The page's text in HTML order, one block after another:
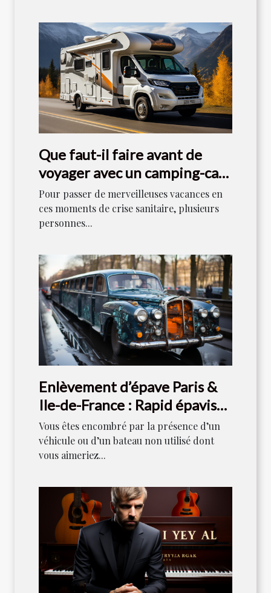
Que faut-il faire avant de
voyager avec un camping-car
en 2021 ?
Pour passer de merveilleuses vacances en
ces moments de crise sanitaire, plusieurs
personnes...
Enlèvement d’épave Paris &
Ile-de-France : Rapid épaviste
est votre référence
Vous êtes encombré par la présence d’un
véhicule ou d’un bateau non utilisé dont
vous aimeriez...